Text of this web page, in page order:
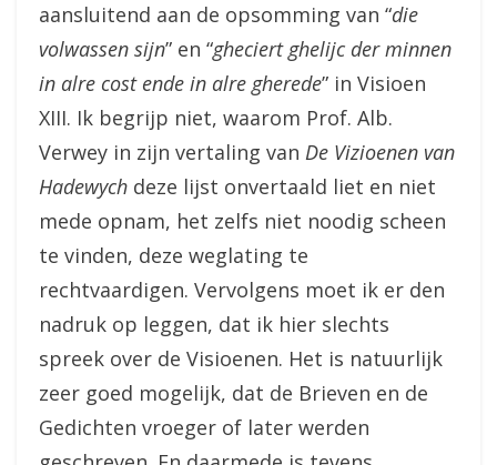
aansluitend aan de opsomming van “die
volwassen sijn” en “gheciert ghelijc der minnen
in alre cost ende in alre gherede” in Visioen
XIII. Ik begrijp niet, waarom Prof. Alb.
Verwey in zijn vertaling van De Vizioenen van
Hadewych deze lijst onvertaald liet en niet
mede opnam, het zelfs niet noodig scheen
te vinden, deze weglating te
rechtvaardigen. Vervolgens moet ik er den
nadruk op leggen, dat ik hier slechts
spreek over de Visioenen. Het is natuurlijk
zeer goed mogelijk, dat de Brieven en de
Gedichten vroeger of later werden